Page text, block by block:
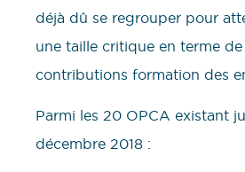
déjà dû se regrouper pour
une taille critique en terme
contributions formation des
Parmi les 20 OPCA existant
décembre 2018 :